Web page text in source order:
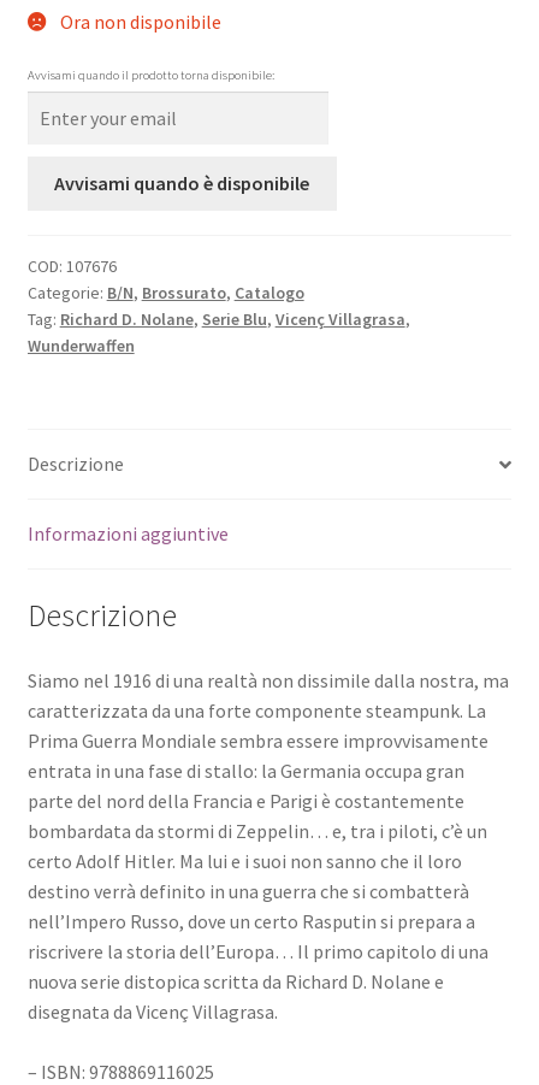
Ora non disponibile
Avvisami quando il prodotto torna disponibile:
Avvisami quando è disponibile
COD: 107676
Categorie: B/N, Brossurato, Catalogo
Tag: Richard D. Nolane, Serie Blu, Vicenç Villagrasa,
Wunderwaffen
Descrizione
Informazioni aggiuntive
Descrizione
Siamo nel 1916 di una realtà non dissimile dalla nostra, ma
caratterizzata da una forte componente steampunk. La
Prima Guerra Mondiale sembra essere improvvisamente
entrata in una fase di stallo: la Germania occupa gran
parte del nord della Francia e Parigi è costantemente
bombardata da stormi di Zeppelin… e, tra i piloti, c’è un
certo Adolf Hitler. Ma lui e i suoi non sanno che il loro
destino verrà definito in una guerra che si combatterà
nell’Impero Russo, dove un certo Rasputin si prepara a
riscrivere la storia dell’Europa… Il primo capitolo di una
nuova serie distopica scritta da Richard D. Nolane e
disegnata da Vicenç Villagrasa.
– ISBN: 9788869116025